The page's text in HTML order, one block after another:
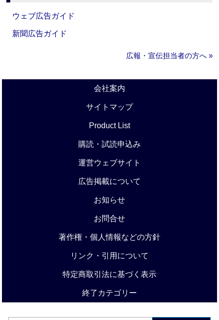
ウェブ広告ガイド
新聞広告ガイド
広報・宣伝担当者の方へ »
会社案内
サイトマップ
Product List
購読・試読申込み
運営ウェブサイト
広告掲載について
お知らせ
お問合せ
著作権・個人情報などの方針
リンク・引用について
特定商取引法に基づく表示
終了カテゴリー